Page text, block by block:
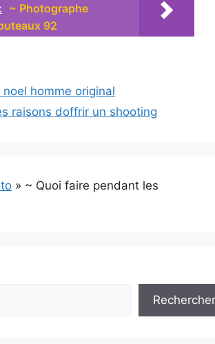
~ Photographe
92
homme original
raisons doffrir un shooting
» ~ Quoi faire pendant les
Rechercher